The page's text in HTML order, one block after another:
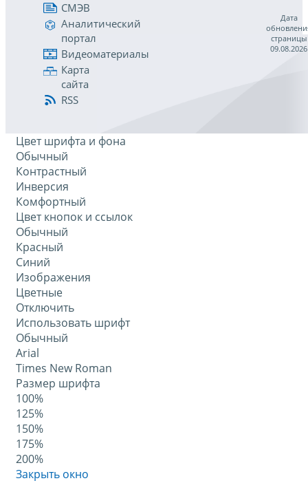
СМЭВ
Аналитический
портал
Видеоматериалы
Карта
сайта
RSS
Дата
страницы
09.08.2026
Цвет шрифта и фона
Обычный
Контрастный
Инверсия
Комфортный
Цвет кнопок и ссылок
Обычный
Красный
Синий
Изображения
Цветные
Отключить
Использовать шрифт
Обычный
Arial
Times New Roman
Размер шрифта
100%
125%
150%
175%
200%
Закрыть окно